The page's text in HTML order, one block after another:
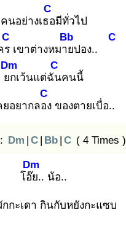
คนอย่างเธอ
C
มีทั่วไป
ร
C
เขาต่างหมาย
Bb
ปอง..
C
ยก
Dm
เว้นแต่ฉัน
C
คนนี้
ยอยากลอง
C
ของตายเบื่อ..
Dm | C | Bb | C ( 4 Times )
โอ๊ย
Dm
.. น้อ..
กะเดา กินกับหยังกะแซบ